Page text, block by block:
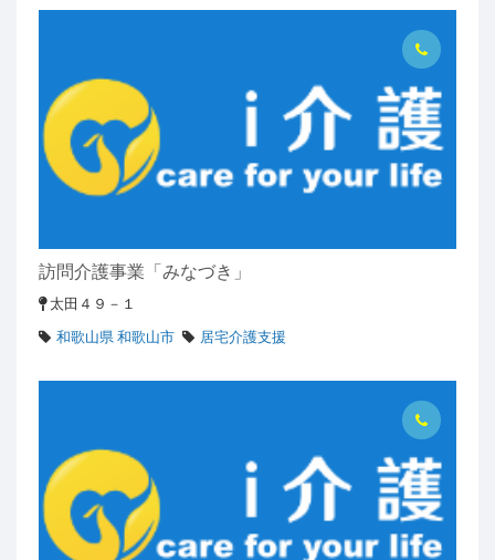
訪問介護事業「みなづき」
太田４９－１
和歌山県 和歌山市
居宅介護支援